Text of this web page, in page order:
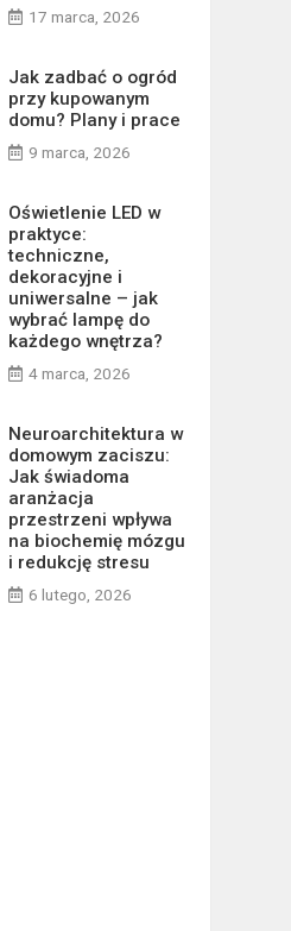
17 marca, 2026
Jak zadbać o ogród
przy kupowanym
domu? Plany i prace
9 marca, 2026
Oświetlenie LED w
praktyce:
techniczne,
dekoracyjne i
uniwersalne – jak
wybrać lampę do
każdego wnętrza?
4 marca, 2026
Neuroarchitektura w
domowym zaciszu:
Jak świadoma
aranżacja
przestrzeni wpływa
na biochemię mózgu
i redukcję stresu
6 lutego, 2026